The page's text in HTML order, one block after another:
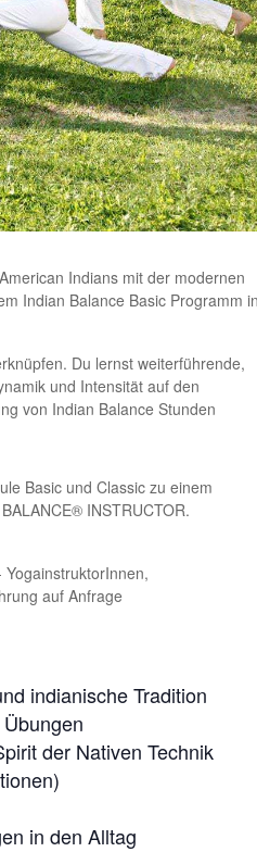
Indians mit der modernen
Indian Balance Basic Programm
Du lernst weiterführende,
und Intensität auf den
von Indian Balance Stunden
Basic und Classic zu einem
INSTRUCTOR.
auf Anfrage
indianische Tradition
der Nativen Technik
in den Alltag